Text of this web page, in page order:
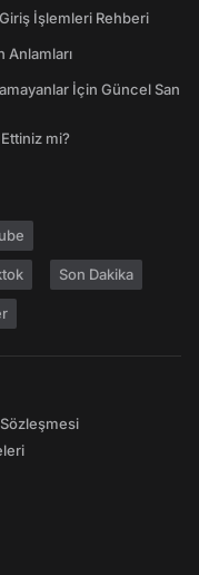
İşlemleri Rehberi
Anlamları
İçin Güncel San
mi?
Son Dakika
Sözleşmesi